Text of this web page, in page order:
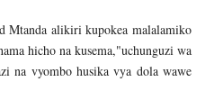
Mtanda alikiri kupokea malalamiko
hicho na kusema,"uchunguzi wa
na vyombo husika vya dola wawe